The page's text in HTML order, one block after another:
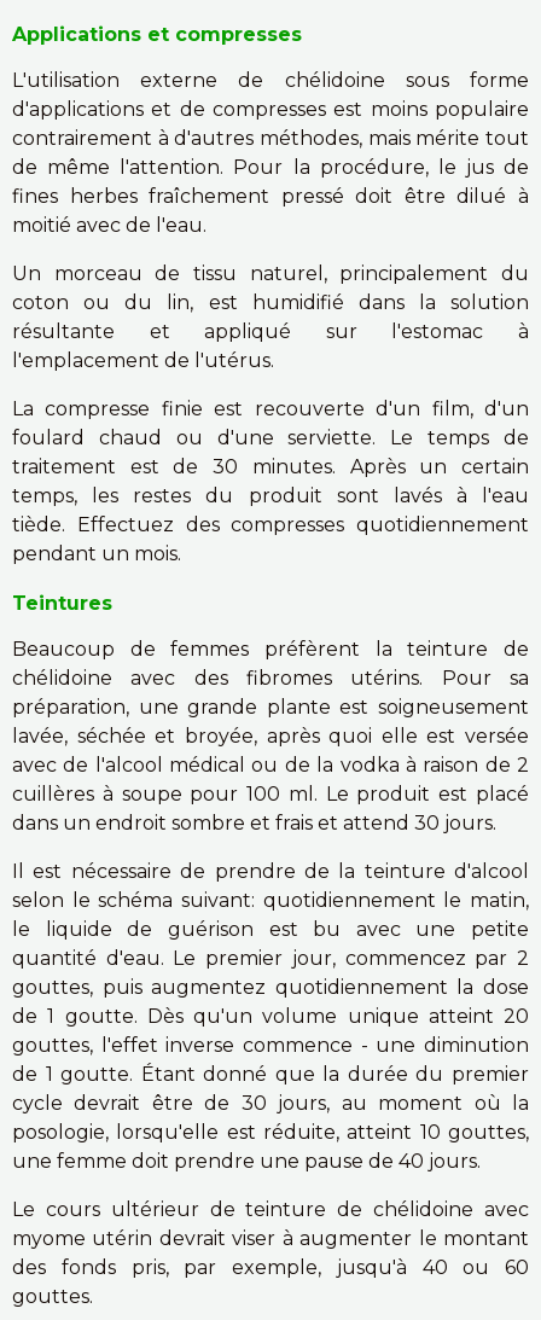
Applications et compresses
L'utilisation externe de chélidoine sous forme
d'applications et de compresses est moins populaire
contrairement à d'autres méthodes, mais mérite tout
de même l'attention. Pour la procédure, le jus de
fines herbes fraîchement pressé doit être dilué à
moitié avec de l'eau.
Un morceau de tissu naturel, principalement du
coton ou du lin, est humidifié dans la solution
résultante et appliqué sur l'estomac à
l'emplacement de l'utérus.
La compresse finie est recouverte d'un film, d'un
foulard chaud ou d'une serviette. Le temps de
traitement est de 30 minutes. Après un certain
temps, les restes du produit sont lavés à l'eau
tiède. Effectuez des compresses quotidiennement
pendant un mois.
Teintures
Beaucoup de femmes préfèrent la teinture de
chélidoine avec des fibromes utérins. Pour sa
préparation, une grande plante est soigneusement
lavée, séchée et broyée, après quoi elle est versée
avec de l'alcool médical ou de la vodka à raison de 2
cuillères à soupe pour 100 ml. Le produit est placé
dans un endroit sombre et frais et attend 30 jours.
Il est nécessaire de prendre de la teinture d'alcool
selon le schéma suivant: quotidiennement le matin,
le liquide de guérison est bu avec une petite
quantité d'eau. Le premier jour, commencez par 2
gouttes, puis augmentez quotidiennement la dose
de 1 goutte. Dès qu'un volume unique atteint 20
gouttes, l'effet inverse commence - une diminution
de 1 goutte. Étant donné que la durée du premier
cycle devrait être de 30 jours, au moment où la
posologie, lorsqu'elle est réduite, atteint 10 gouttes,
une femme doit prendre une pause de 40 jours.
Le cours ultérieur de teinture de chélidoine avec
myome utérin devrait viser à augmenter le montant
des fonds pris, par exemple, jusqu'à 40 ou 60
gouttes.